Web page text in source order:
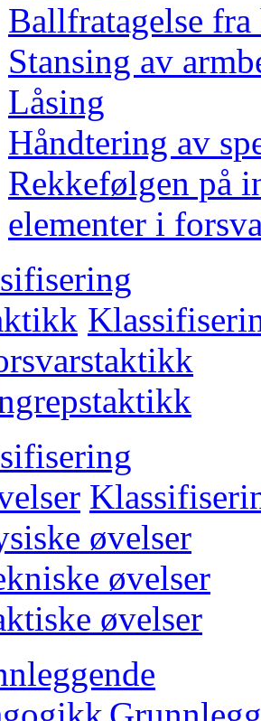
Ballfratagelse fra
Stansing av
Låsing
Håndtering av
Rekkefølgen på
elementer i
øvelser
øvelser
øvelser